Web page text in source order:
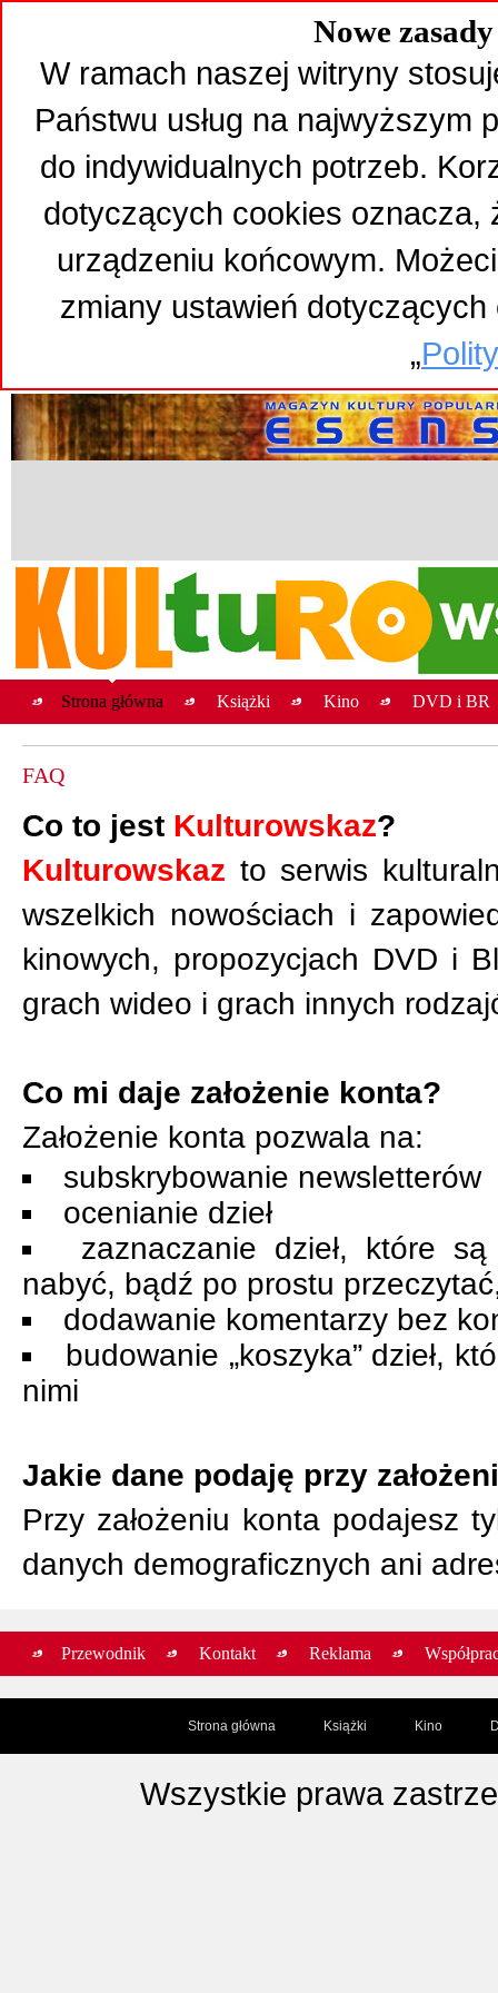
Nowe
W ramach naszej witryny
Państwu usług na najwyższym
do indywidualnych potrzeb.
dotyczących cookies oznacza,
urządzeniu końcowym.
zmiany ustawień
„
Strona główna Książki Kino DVD i BR
FAQ
Co to jest Kulturowskaz?
Kulturowskaz to serwis
wszelkich nowościach i
kinowych, propozycjach DVD i
grach wideo i grach innych
Co mi daje założenie konta?
Założenie konta pozwala na:
subskrybowanie newsletterów
ocenianie dzieł
zaznaczanie dzieł, które
nabyć, bądź po prostu
dodawanie komentarzy bez
budowanie „koszyka” dzieł,
nimi
Jakie dane podaję przy
Przy założeniu konta podajesz
danych demograficznych ani
Przewodnik Kontakt Reklama
Strona główna Książki Kino
Wszystkie prawa